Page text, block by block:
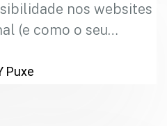
nos websites
(e como o seu…
Puxe